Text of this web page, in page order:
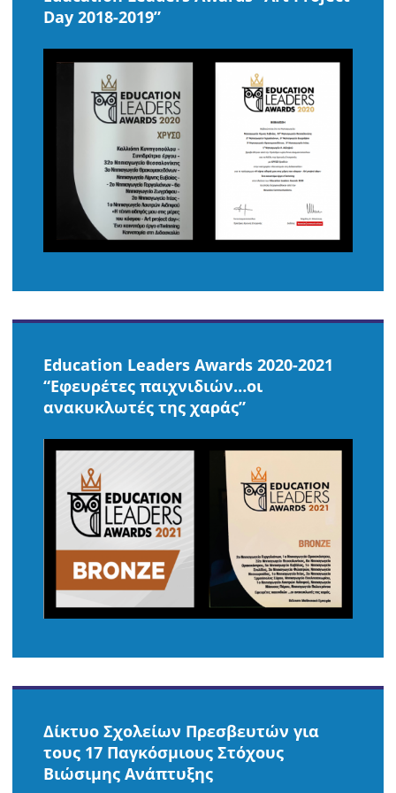
Day 2018-2019”
Education Leaders Awards 2020-2021
“Εφευρέτες παιχνιδιών…οι
ανακυκλωτές της χαράς”
Δίκτυο Σχολείων Πρεσβευτών για
τους 17 Παγκόσμιους Στόχους
Βιώσιμης Ανάπτυξης